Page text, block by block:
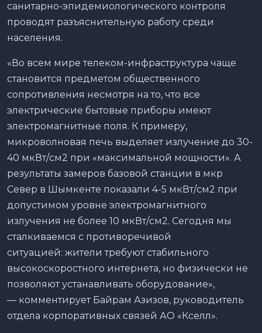
санитарно-эпидемиологического контроля
проводят разъяснительную работу среди
населения.
«Во всем мире телеком-инфраструктура чаще
становится предметом общественного
сопротивления несмотря на то, что все
электрические бытовые приборы имеют
электромагнитные поля. К примеру,
микроволновая печь выделяет излучение до 30-
40 мкВт/см2 при «максимальной мощности». А
результаты замеров базовой станции в мкр
Север в Шымкенте показали 4-5 мкВт/см2 при
допустимом уровне электромагнитного
излучения не более 10 мкВт/см2. Сегодня мы
сталкиваемся с противоречивой
ситуацией: жители требуют стабильного
высокоскоростного интернета, но физически не
позволяют устанавливать оборудование»,
— комментирует Байрам Азизов, руководитель
отдела корпоративных связей АО «Кселл».